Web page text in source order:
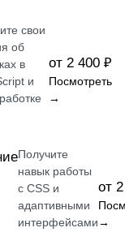
свои
об
в
и
от 2 400 ₽
Посмотреть
→
Получите
навык работы
с CSS и
адаптивными
интерфейсами
от
→